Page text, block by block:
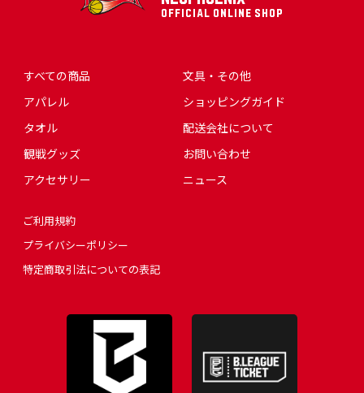
OFFICIAL ONLINE SHOP
すべての商品
アパレル
タオル
観戦グッズ
アクセサリー
文具・その他
ショッピングガイド
配送会社について
お問い合わせ
ニュース
ご利用規約
プライバシーポリシー
特定商取引法についての表記